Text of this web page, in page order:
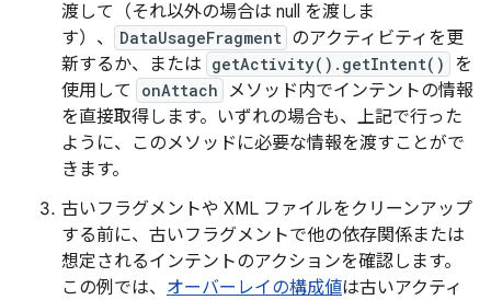
渡して（それ以外の場合は null を渡しま
す）、
DataUsageFragment のアクティビティを更
新するか、または getActivity().getIntent()
を
使用して
onAttach
メソッド内でインテントの情報
を直接取得します。いずれの場合も、上記で行った
ように、このメソッドに必要な情報を渡すことがで
きます。
古いフラグメントや XML ファイルをクリーンアップ
する前に、古いフラグメントで他の依存関係または
想定されるインテントのアクションを確認します。
この例では、 オーバーレイの構成値は古いアクティ